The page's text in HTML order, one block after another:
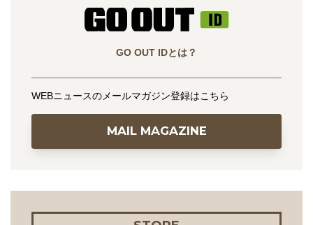
GO OUT IDとは？
WEBニュースのメールマガジン登録はこちら
MAIL MAGAZINE